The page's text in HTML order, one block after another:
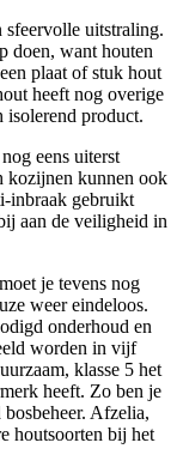
sfeervolle uitstraling.
doen, want houten
plaat of stuk hout
heeft nog overige
isolerend product.
eens uiterst
kozijnen kunnen ook
inbraak gebruikt
aan de veiligheid in
je tevens nog
weer eindeloos.
onderhoud en
worden in vijf
klasse 5 het
heeft. Zo ben je
Afzelia,
houtsoorten bij het